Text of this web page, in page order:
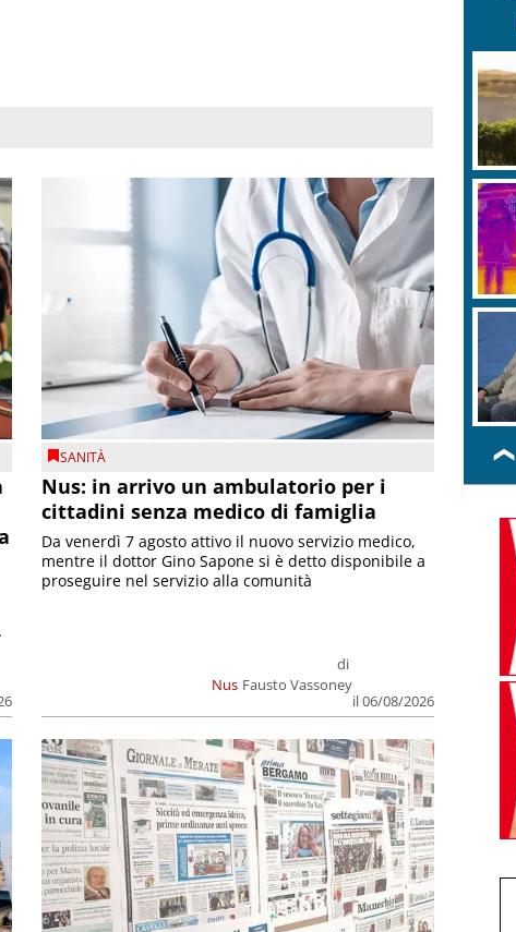
SANITÀ
Nus: in arrivo un ambulatorio per i
cittadini senza medico di famiglia
Nus
di
Fausto Vassoney
il 06/08/2026
Da venerdì 7 agosto attivo il nuovo servizio medico,
mentre il dottor Gino Sapone si è detto disponibile a
proseguire nel servizio alla comunità
❮